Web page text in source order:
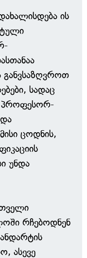
ის
განვსაზღვროთ
სადაც
პროფესორ-
ცოდნის,
უნდა
რჩებოდნენ
ასევე